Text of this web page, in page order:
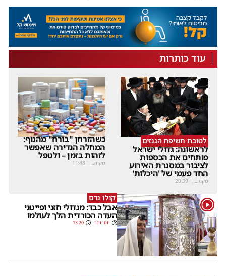
עוד כותרות
לטובת חשיפת הגנזים
לראשונה: גדולי ישראל
פותחים את הכספות
לציבור במסגרת האירוע
החד פעמי של 'היכלות'
מקודם |
20:39
כשהזרחן "בורח" מהגוף:
המחלה הנדירה שאפשר
לזהות בזמן – ולטפל
מקודם |
11:48
1 קולו נדם
אבל כבד: מגדולי חזני ופייטני
העדה הכורדית הלך לעולמו
יוסי וינר 13:20